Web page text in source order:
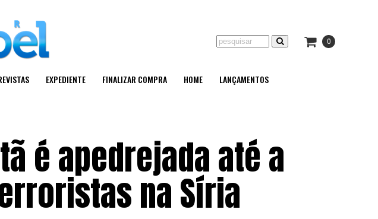
0
EXPEDIENTE FINALIZAR COMPRA HOME LANÇAMENTOS
é apedrejada até a
na Síria